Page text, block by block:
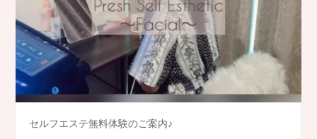
セルフエステ無料体験のご案内♪